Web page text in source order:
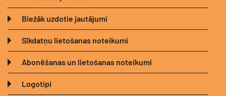
Biežāk uzdotie jautājumi
Sīkdatņu lietošanas noteikumi
Abonēšanas un lietošanas noteikumi
Logotipi